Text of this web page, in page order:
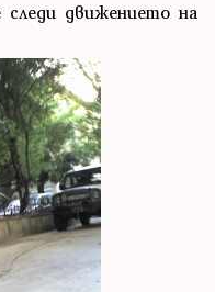
движението на